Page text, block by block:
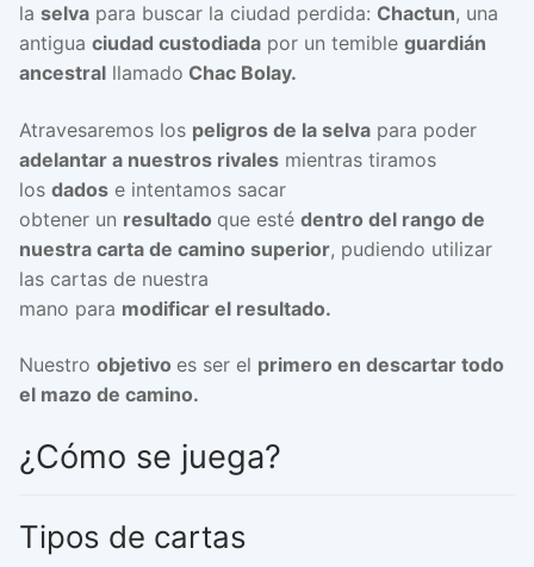
la selva para buscar la ciudad perdida: Chactun, una
antigua ciudad custodiada por un temible guardián
ancestral llamado Chac Bolay.
Atravesaremos los peligros de la selva para poder
adelantar a nuestros rivales mientras tiramos
los dados e intentamos sacar
obtener un resultado que esté dentro del rango de
nuestra carta de camino superior, pudiendo utilizar
las cartas de nuestra
mano para modificar el resultado.
Nuestro objetivo es ser el primero en descartar todo
el mazo de camino.
¿Cómo se juega?
Tipos de cartas